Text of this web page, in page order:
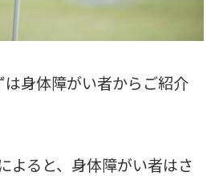
身体障がい者からご紹介
よると、身体障がい者はさ